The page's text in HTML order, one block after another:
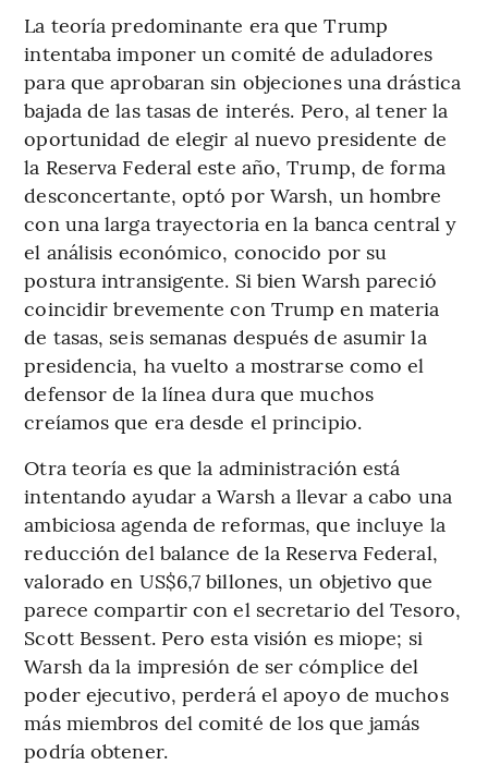
La teoría predominante era que Trump
intentaba imponer un comité de aduladores
para que aprobaran sin objeciones una drástica
bajada de las tasas de interés. Pero, al tener la
oportunidad de elegir al nuevo presidente de
la Reserva Federal este año, Trump, de forma
desconcertante, optó por Warsh, un hombre
con una larga trayectoria en la banca central y
el análisis económico, conocido por su
postura intransigente. Si bien Warsh pareció
coincidir brevemente con Trump en materia
de tasas, seis semanas después de asumir la
presidencia, ha vuelto a mostrarse como el
defensor de la línea dura que muchos
creíamos que era desde el principio.
Otra teoría es que la administración está
intentando ayudar a Warsh a llevar a cabo una
ambiciosa agenda de reformas, que incluye la
reducción del balance de la Reserva Federal,
valorado en US$6,7 billones, un objetivo que
parece compartir con el secretario del Tesoro,
Scott Bessent. Pero esta visión es miope; si
Warsh da la impresión de ser cómplice del
poder ejecutivo, perderá el apoyo de muchos
más miembros del comité de los que jamás
podría obtener.